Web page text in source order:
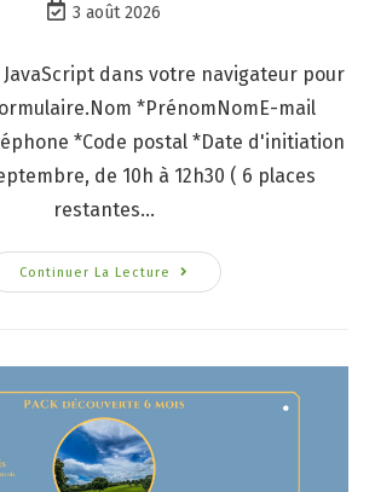
3 août 2026
dans votre navigateur pour
*PrénomNomE-mail
*Code postal *Date d'initiation
de 10h à 12h30 ( 6 places
restantes…
Continuer La Lecture